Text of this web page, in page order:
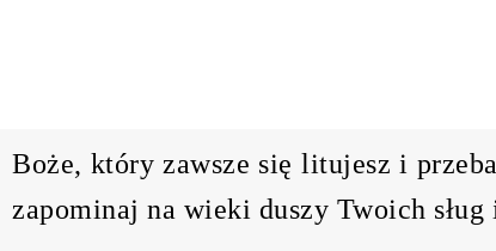
Boże, który zawsze się litujesz i
zapominaj na wieki duszy Twoich